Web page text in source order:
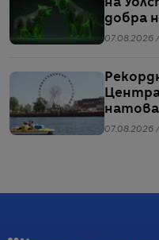
на
добра
07.08.2026
07.08.2026